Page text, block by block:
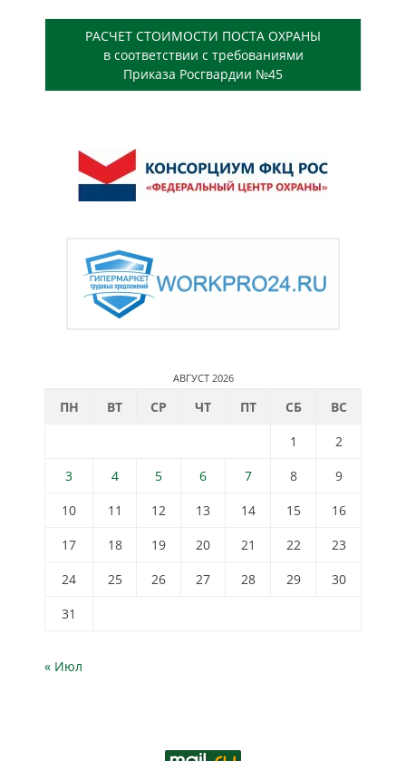
РАСЧЕТ СТОИМОСТИ ПОСТА ОХРАНЫ
в соответствии с требованиями
Приказа Росгвардии №45
АВГУСТ 2026
ПН ВТ СР ЧТ ПТ СБ
ВС
1
2
3
4 5 6 7 8
9
10
11 12 13 14 15
16
17
18 19 20 21 22
23
24
25 26 27 28 29
30
31
« Июл